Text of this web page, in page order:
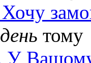
тому
У Вашому